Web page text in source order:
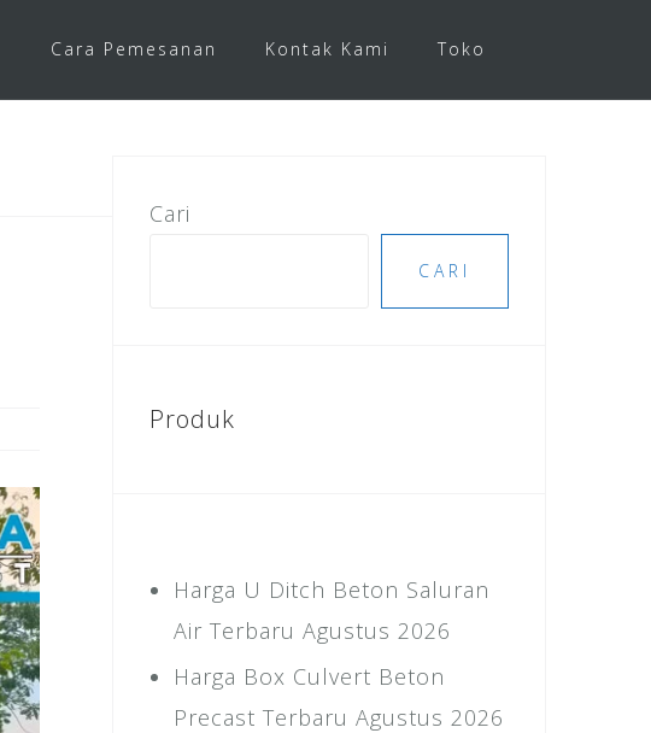
Cara Pemesanan Kontak Kami Toko
Cari
CARI
Produk
Harga U Ditch Beton Saluran
Air Terbaru Agustus 2026
Harga Box Culvert Beton
Precast Terbaru Agustus 2026